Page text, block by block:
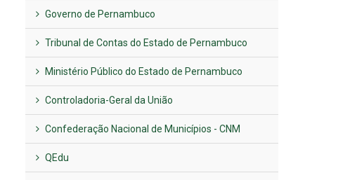
Governo de Pernambuco
Tribunal de Contas do Estado de Pernambuco
Ministério Público do Estado de Pernambuco
Controladoria-Geral da União
Confederação Nacional de Municípios - CNM
QEdu